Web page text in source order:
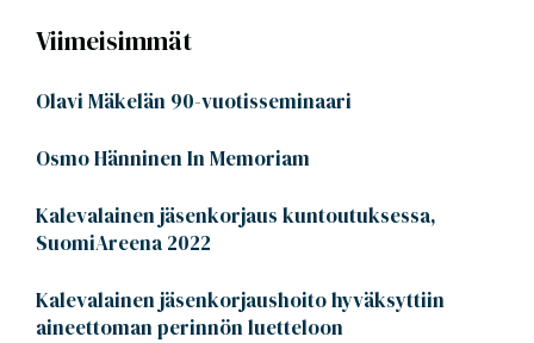
Viimeisimmät
Olavi Mäkelän 90-vuotisseminaari
Osmo Hänninen In Memoriam
Kalevalainen jäsenkorjaus kuntoutuksessa,
SuomiAreena 2022
Kalevalainen jäsenkorjaushoito hyväksyttiin
aineettoman perinnön luetteloon